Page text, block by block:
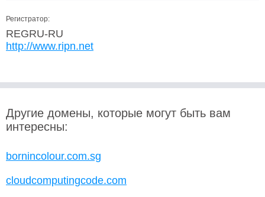
Регистратор:
REGRU-RU
http://www.ripn.net
Другие домены, которые могут быть вам
интересны:
bornincolour.com.sg
cloudcomputingcode.com